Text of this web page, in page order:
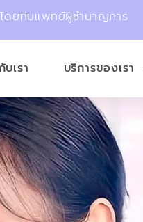
ดยทีมแพทย์ผู้ชำนาญการ
บเรา บริการของเรา